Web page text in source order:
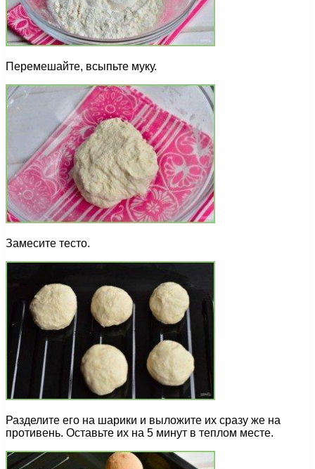
Перемешайте, всыпьте муку.
Замесите тесто.
Разделите его на шарики и выложите их сразу же на
противень. Оставьте их на 5 минут в теплом месте.